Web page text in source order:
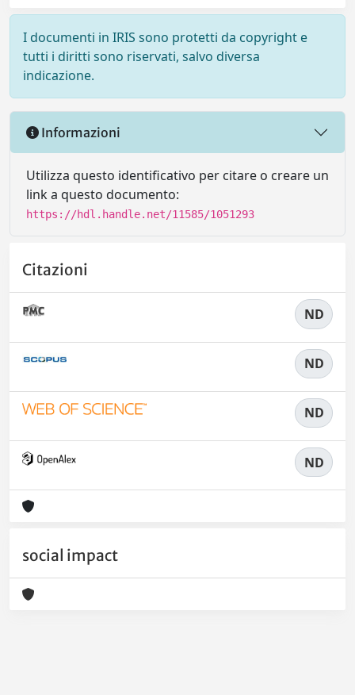
I documenti in IRIS sono protetti da copyright e
tutti i diritti sono riservati, salvo diversa
indicazione.
Informazioni
Utilizza questo identificativo per citare o creare un
link a questo documento:
https://hdl.handle.net/11585/1051293
Citazioni
ND
ND
ND
ND
social impact